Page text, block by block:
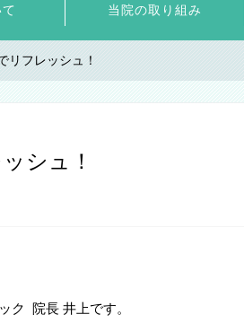
当院の取り組み
リフレッシュ！
シュ！
ク 院長 井上です。